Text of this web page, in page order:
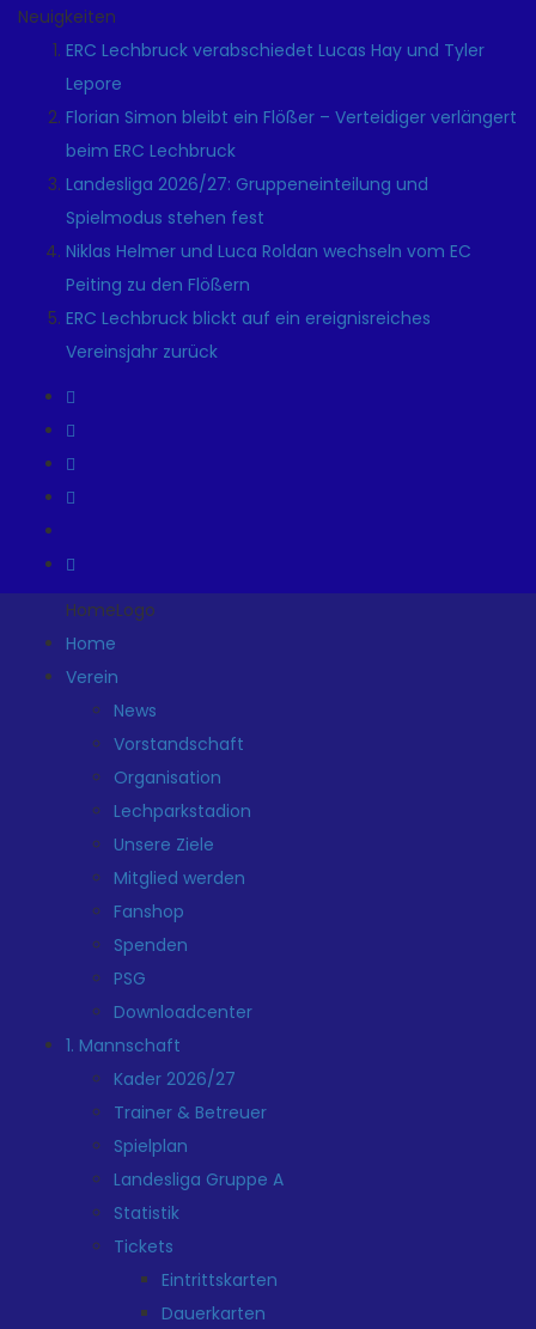
Neuigkeiten
ERC Lechbruck verabschiedet Lucas Hay und Tyler
Lepore
Florian Simon bleibt ein Flößer – Verteidiger verlängert
beim ERC Lechbruck
Landesliga 2026/27: Gruppeneinteilung und
Spielmodus stehen fest
Niklas Helmer und Luca Roldan wechseln vom EC
Peiting zu den Flößern
ERC Lechbruck blickt auf ein ereignisreiches
Vereinsjahr zurück
HomeLogo
Home
Verein
News
Vorstandschaft
Organisation
Lechparkstadion
Unsere Ziele
Mitglied werden
Fanshop
Spenden
PSG
Downloadcenter
1. Mannschaft
Kader 2026/27
Trainer & Betreuer
Spielplan
Landesliga Gruppe A
Statistik
Tickets
Eintrittskarten
Dauerkarten